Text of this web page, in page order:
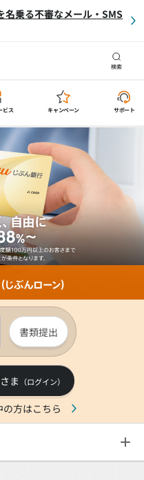
乗る不審なメール・SMS
検索
ビス キャンペーン サポート
書類提出
ま （ログイン）
方はこちら